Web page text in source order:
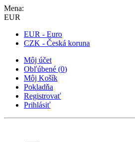
Mena:
EUR
EUR - Euro
CZK - Česká koruna
Môj účet
Obľúbené (0)
Môj Košík
Pokladňa
Registrovať
Prihlásiť